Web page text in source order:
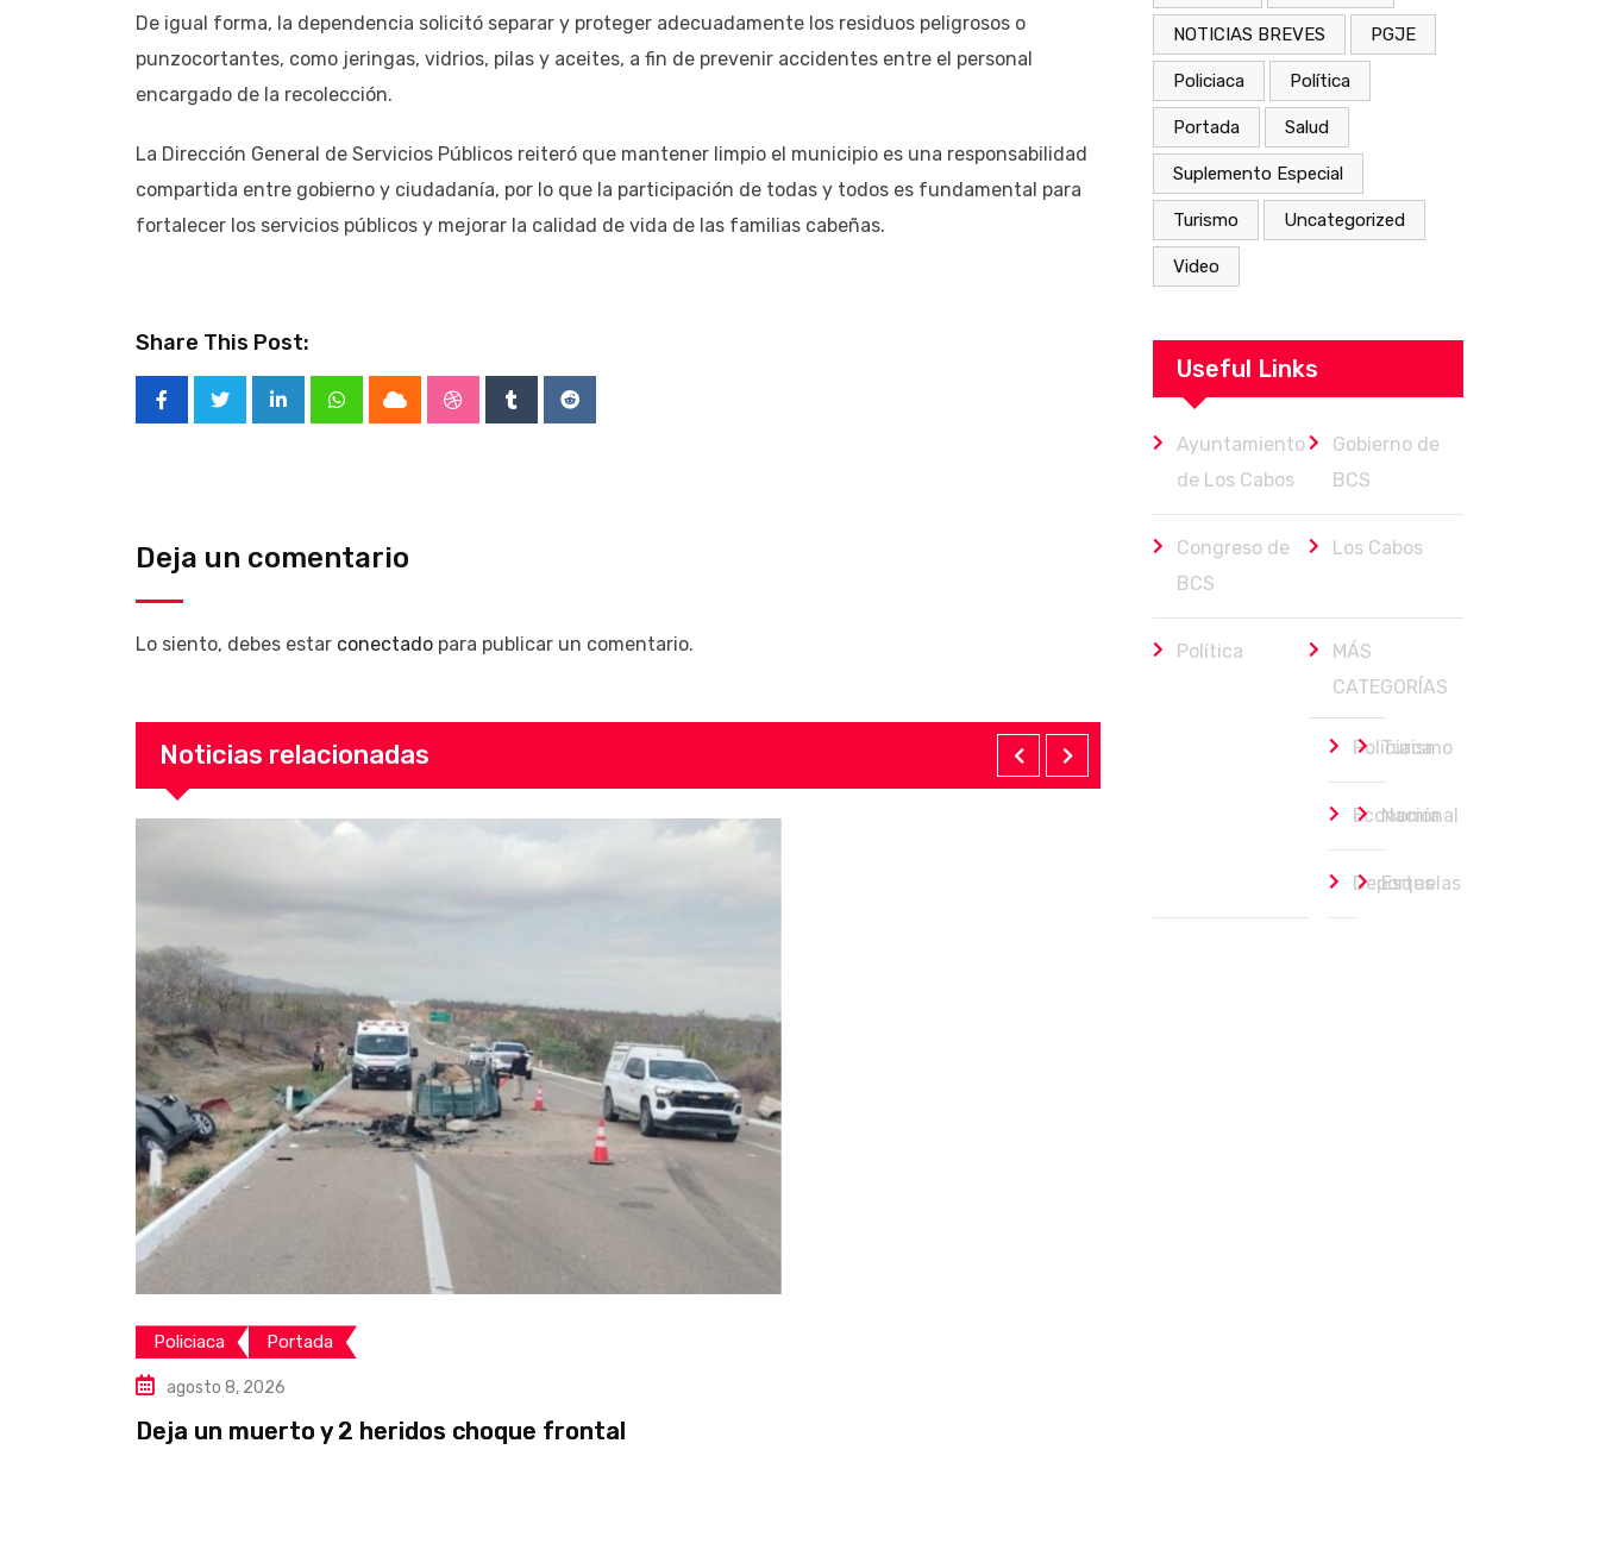
De igual forma, la dependencia solicitó separar y proteger adecuadamente los residuos peligrosos o
punzocortantes, como jeringas, vidrios, pilas y aceites, a fin de prevenir accidentes entre el personal
encargado de la recolección.
La Dirección General de Servicios Públicos reiteró que mantener limpio el municipio es una responsabilidad
compartida entre gobierno y ciudadanía, por lo que la participación de todas y todos es fundamental para
fortalecer los servicios públicos y mejorar la calidad de vida de las familias cabeñas.
Share This Post:
LinkedInWhatsappCloud StumbleUpon
TumblrReddit
Deja un comentario
Lo siento, debes estar conectado para publicar un comentario.
Noticias relacionadas
Policiaca Portada
agosto 8, 2026
Deja un muerto y 2 heridos choque frontal
NOTICIAS BREVES PGJE
Policiaca Política
Portada Salud
Suplemento Especial
Turismo Uncategorized
Video
Useful Links
Ayuntamiento
de Los Cabos
Gobierno de
BCS
Congreso de
BCS
Los Cabos
Política
MÁS
CATEGORÍAS
Policiaca
Turismo
Economía
Nacional
Deportes
Esquelas